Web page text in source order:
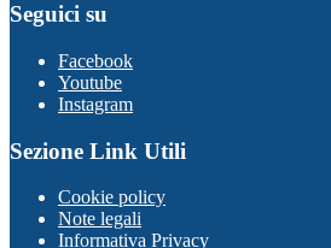
Seguici su
Facebook
Youtube
Instagram
Sezione Link Utili
Cookie policy
Note legali
Informativa Privacy